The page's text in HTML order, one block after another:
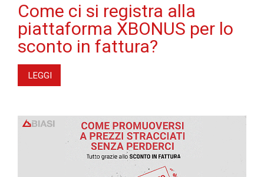
Come ci si registra alla
piattaforma XBONUS per lo
sconto in fattura?
LEGGI